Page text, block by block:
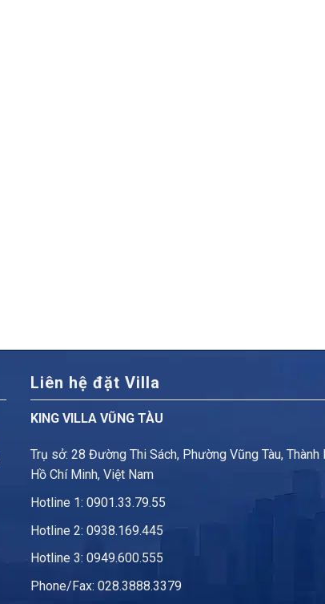
Liên hệ đặt Villa
KING VILLA VŨNG TÀU
Trụ sở: 28 Đường Thi Sách, Phường Vũng Tàu, Thành
Hồ Chí Minh, Việt Nam
Hotline 1: 0901.33.79.55
Hotline 2: 0938.169.445
Hotline 3: 0949.600.555
Phone/Fax: 028.3888.3379